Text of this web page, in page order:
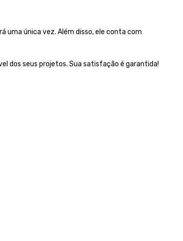
uma única vez. Além disso, ele conta com
dos seus projetos. Sua satisfação é garantida!